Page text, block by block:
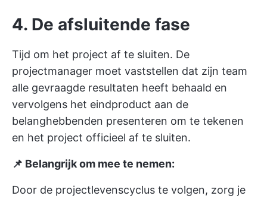
4. De afsluitende fase
Tijd om het project af te sluiten. De
projectmanager moet vaststellen dat zijn team
alle gevraagde resultaten heeft behaald en
vervolgens het eindproduct aan de
belanghebbenden presenteren om te tekenen
en het project officieel af te sluiten.
📌 Belangrijk om mee te nemen:
Door de projectlevenscyclus te volgen, zorg je